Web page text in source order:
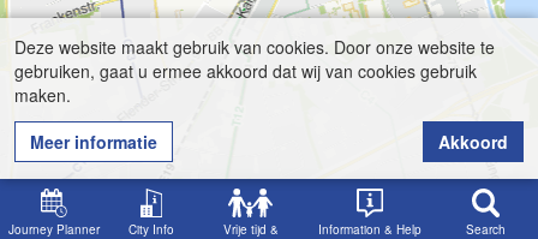
Journey Planner City Info
Vrije tijd &
Information & Help Search
Deze website maakt gebruik van cookies. Door onze website te
gebruiken, gaat u ermee akkoord dat wij van cookies gebruik
maken.
Meer informatie
Akkoord